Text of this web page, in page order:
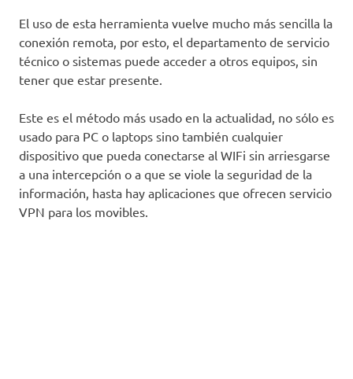
El uso de esta herramienta vuelve mucho más sencilla la
conexión remota, por esto, el departamento de servicio
técnico o sistemas puede acceder a otros equipos, sin
tener que estar presente.
Este es el método más usado en la actualidad, no sólo es
usado para PC o laptops sino también cualquier
dispositivo que pueda conectarse al WIFi sin arriesgarse
a una intercepción o a que se viole la seguridad de la
información, hasta hay aplicaciones que ofrecen servicio
VPN para los movibles.